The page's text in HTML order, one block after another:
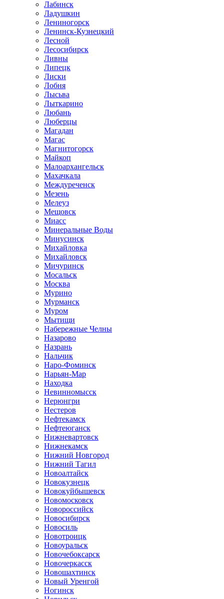
Лабинск
Ладушкин
Лениногорск
Ленинск-Кузнецкий
Лесной
Лесосибирск
Ливны
Липецк
Лиски
Лобня
Лысьва
Лыткарино
Любань
Люберцы
Магадан
Магас
Магнитогорск
Майкоп
Малоархангельск
Махачкала
Междуреченск
Мезень
Мелеуз
Мещовск
Миасс
Минеральные Воды
Минусинск
Михайловка
Михайловск
Мичуринск
Мосальск
Москва
Мурино
Мурманск
Муром
Мытищи
Набережные Челны
Назарово
Назрань
Нальчик
Наро-Фоминск
Нарьян-Мар
Находка
Невинномысск
Нерюнгри
Нестеров
Нефтекамск
Нефтеюганск
Нижневартовск
Нижнекамск
Нижний Новгород
Нижний Тагил
Новоалтайск
Новокузнецк
Новокуйбышевск
Новомосковск
Новороссийск
Новосибирск
Новосиль
Новотроицк
Новоуральск
Новочебоксарск
Новочеркасск
Новошахтинск
Новый Уренгой
Ногинск